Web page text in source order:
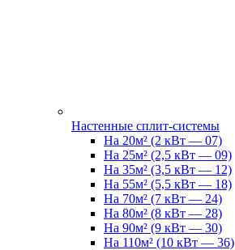
Настенные сплит-системы
На 20м² (2 кВт — 07)
На 25м² (2,5 кВт — 09)
На 35м² (3,5 кВт — 12)
На 55м² (5,5 кВт — 18)
На 70м² (7 кВт — 24)
На 80м² (8 кВт — 28)
На 90м² (9 кВт — 30)
На 110м² (10 кВт — 36)